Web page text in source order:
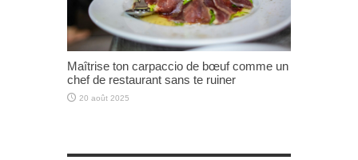
Maîtrise ton carpaccio de bœuf comme un
chef de restaurant sans te ruiner
20 août 2025